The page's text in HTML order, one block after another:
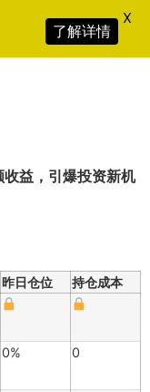
益，引爆投资新机
昨日仓位 持仓成本
0% 0
了解详情
X